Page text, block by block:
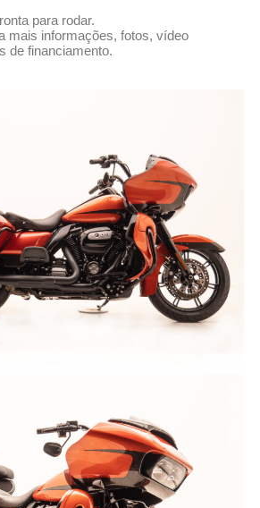
para rodar.
mais informações, fotos, vídeo
de financiamento.